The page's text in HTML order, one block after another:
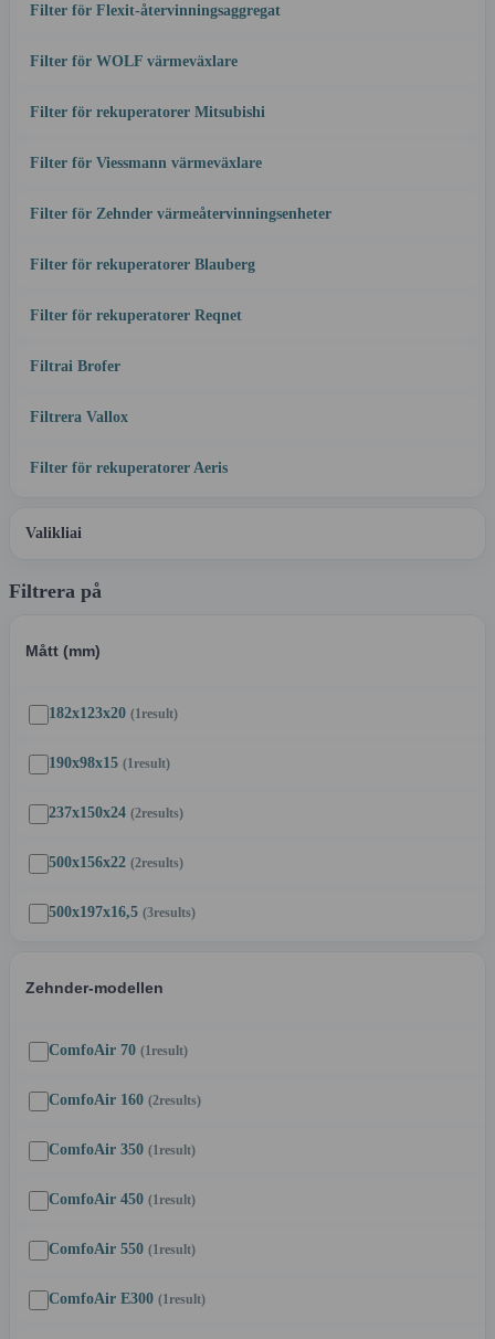
Filter för Flexit-återvinningsaggregat
Filter för WOLF värmeväxlare
Filter för rekuperatorer Mitsubishi
Filter för Viessmann värmeväxlare
Filter för Zehnder värmeåtervinningsenheter
Filter för rekuperatorer Blauberg
Filter för rekuperatorer Reqnet
Filtrai Brofer
Filtrera Vallox
Filter för rekuperatorer Aeris
Valikliai
Filtrera på
Mått (mm)
182x123x20 (1result)
190x98x15 (1result)
237x150x24 (2results)
500x156x22 (2results)
500x197x16,5 (3results)
Zehnder-modellen
ComfoAir 70 (1result)
ComfoAir 160 (2results)
ComfoAir 350 (1result)
ComfoAir 450 (1result)
ComfoAir 550 (1result)
ComfoAir E300 (1result)